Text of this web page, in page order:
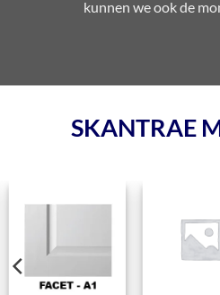
kunnen we ook de
SKANTRAE